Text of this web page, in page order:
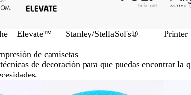
Elevate™ Stanley/StellaSol's® Printer
de camisetas
de decoración para que puedas encontrar la